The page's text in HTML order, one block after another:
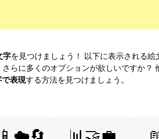
字を見つけましょう！ 以下に表示される
らに多くのオプションが欲しいですか？
で表現する方法を見つけましょう。